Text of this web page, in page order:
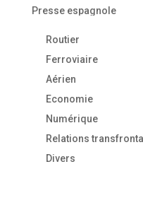
Presse espagnole
Routier
Ferroviaire
Aérien
Economie
Numérique
Relations
Divers